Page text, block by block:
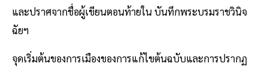
และปราศจากชื่อผู้เขียนตอนท้ายใน บันทึกพระบรมราชวินิจ
ฉัยฯ
จุดเริ่มต้นของการเมืองของการแก้ไขต้นฉบับและการปรากฏ